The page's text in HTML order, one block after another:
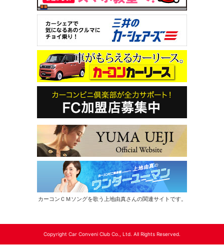
カーコンＣＭソングを歌う上地由真さんの関連サイトです。
Copyright Car Conveni Club Co., Ltd. All Rights Reserved.